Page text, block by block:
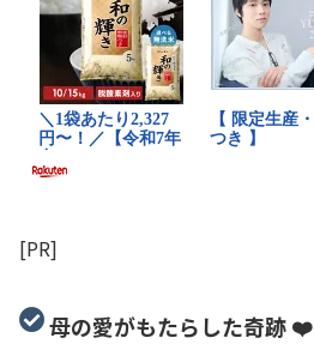
[PR]
母の愛がもたらした奇跡 ❤️